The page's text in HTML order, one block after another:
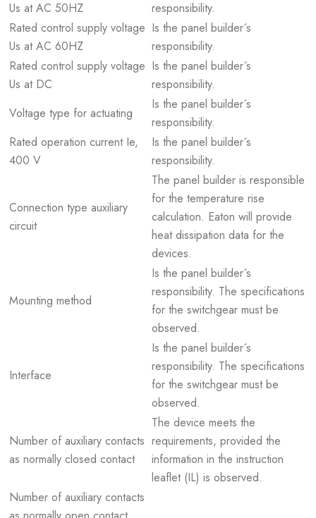
Us at AC 50HZ
responsibility.
Rated control supply voltage
Us at AC 60HZ
Is the panel builder´s
responsibility.
Rated control supply voltage
Us at DC
Is the panel builder´s
responsibility.
Voltage type for actuating
Is the panel builder´s
responsibility.
Rated operation current Ie,
400 V
Is the panel builder´s
responsibility.
Connection type auxiliary
circuit
The panel builder is responsible
for the temperature rise
calculation. Eaton will provide
heat dissipation data for the
devices.
Mounting method
Is the panel builder´s
responsibility. The specifications
for the switchgear must be
observed.
Interface
Is the panel builder´s
responsibility. The specifications
for the switchgear must be
observed.
Number of auxiliary contacts
as normally closed contact
The device meets the
requirements, provided the
information in the instruction
leaflet (IL) is observed.
Number of auxiliary contacts